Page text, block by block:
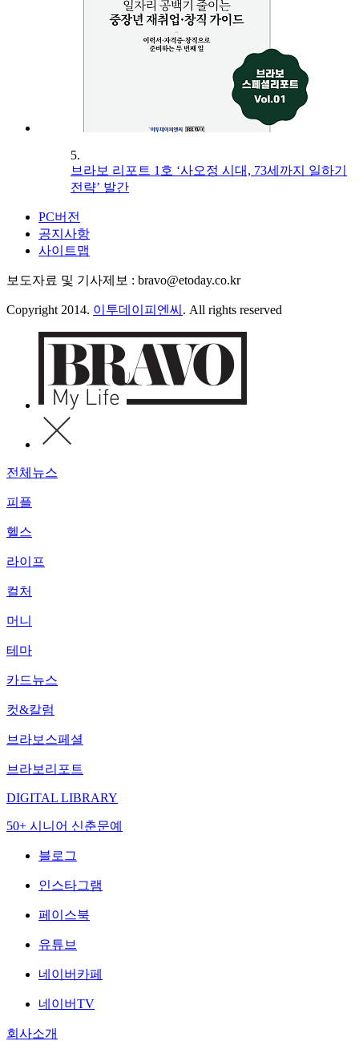
5.
브라보 리포트 1호 ‘사오정 시대, 73세까지 일하기
전략’ 발간
PC버전
공지사항
사이트맵
보도자료 및 기사제보 : bravo@etoday.co.kr
Copyright 2014. 이투데이피엔씨 . All rights reserved
전체뉴스
피플
헬스
라이프
컬처
머니
테마
카드뉴스
컷&칼럼
브라보스페셜
브라보리포트
DIGITAL LIBRARY
50+ 시니어 신춘문예
블로그
인스타그램
페이스북
유튜브
네이버카페
네이버TV
회사소개